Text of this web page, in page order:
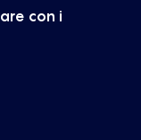
con i